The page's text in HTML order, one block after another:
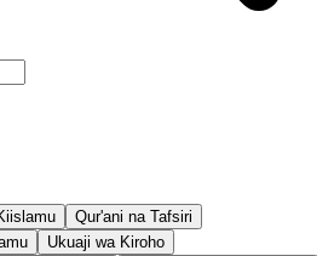
Qur'ani na Tafsiri
Ukuaji wa Kiroho